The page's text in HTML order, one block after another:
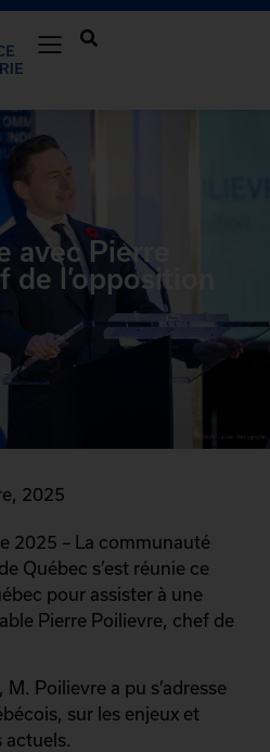
Pierre
l’opposition
2025
2025 – La communauté
Québec s’est réunie ce
pour assister à une
Pierre Poilievre, chef de
M. Poilievre a pu s’adresse
sur les enjeux et
actuels.